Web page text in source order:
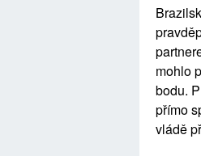
mohlo
bodu.
přímo
vládě